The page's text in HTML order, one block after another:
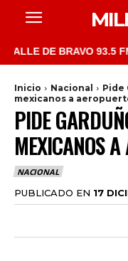
DE BRAVO 93.5 FM |
Inicio Nacional
Pide
mexicanos a
PIDE
MEXICANOS
NACIONAL
PUBLICADO EN 17